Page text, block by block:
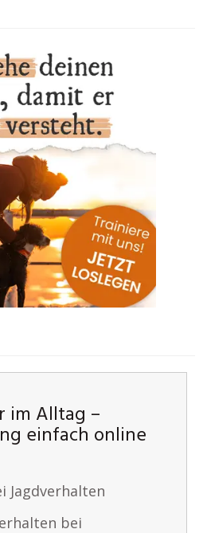
im Alltag –
einfach online
Jagdverhalten
bei